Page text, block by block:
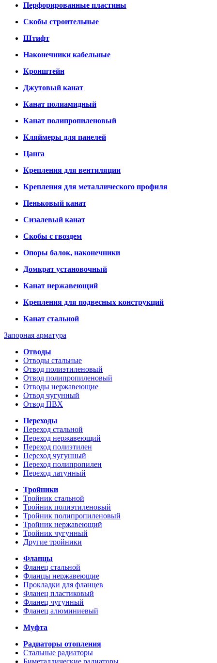
Перфорированные пластины
Скобы строительные
Штифт
Наконечники кабельные
Кронштейн
Джутовый канат
Канат полиамидный
Канат полипропиленовый
Кляймеры для панелей
Цанга
Крепления для вентиляции
Крепления для металлического профиля
Пеньковый канат
Сизалевый канат
Скобы с гвоздем
Опоры балок, наконечники
Домкрат установочный
Канат нержавеющий
Крепления для подвесных конструкций
Канат стальной
Запорная арматура
Отводы
Отводы стальные
Отвод полиэтиленовый
Отвод полипропиленовый
Отводы нержавеющие
Отвод чугунный
Отвод ПВХ
Переходы
Переход стальной
Переход нержавеющий
Переход полиэтилен
Переход чугунный
Переход полипропилен
Переход латунный
Тройники
Тройник стальной
Тройник полиэтиленовый
Тройник полипропиленовый
Тройник нержавеющий
Тройник чугунный
Другие тройники
Фланцы
Фланец стальной
Фланцы нержавеющие
Прокладки для фланцев
Фланец пластиковый
Фланец чугунный
Фланец алюминиевый
Муфта
Радиаторы отопления
Стальные радиаторы
Биметаллические радиаторы